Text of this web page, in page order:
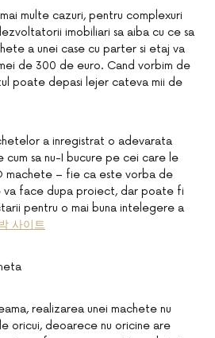
multe cazuri, pentru complexuri
imobiliari sa aiba cu ce sa
a unei case cu parter si etaj va
de 300 de euro. Cand vorbim de
poate depasi lejer cateva mii de
a inregistrat o adevarata
sa nu-I bucure pe cei care le
machete – fie ca este vorba de
va face dupa proiect, dar poate fi
pentru o mai buna intelegere a
사이트
realizarea unei machete nu
oricui, deoarece nu oricine are